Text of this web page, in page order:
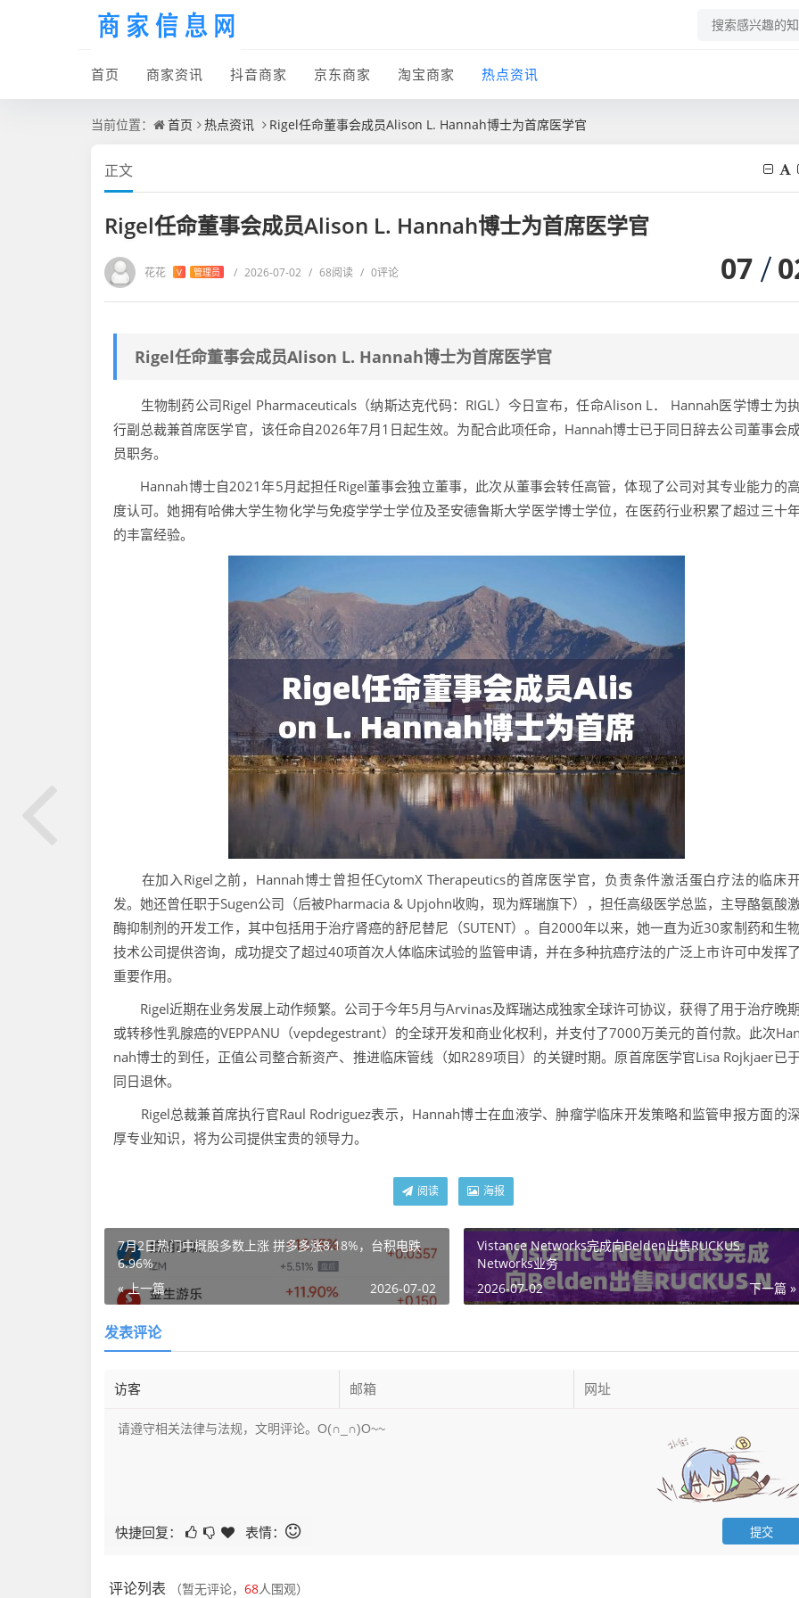
首页 商家资讯 抖音商家 京东商家 淘宝商家 热点资讯
当前位置： 首页 热点资讯 Rigel任命董事会成员Alison L. Hannah博士为首席医学官
正文
Rigel任命董事会成员Alison L. Hannah博士为首席医学官
花花 V 管理员 / 2026-07-02 / 68阅读 / 0评论 07
Rigel任命董事会成员Alison L. Hannah博士为首席医学官
生物制药公司Rigel Pharmaceuticals（纳斯达克代码：RIGL）今日宣布，任命Alison L． Hannah医学博士为
行副总裁兼首席医学官，该任命自2026年7月1日起生效。为配合此项任命，Hannah博士已于同日辞去公司董事会
员职务。
Hannah博士自2021年5月起担任Rigel董事会独立董事，此次从董事会转任高管，体现了公司对其专业能力的高
度认可。她拥有哈佛大学生物化学与免疫学学士学位及圣安德鲁斯大学医学博士学位，在医药行业积累了超过三十
的丰富经验。
在加入Rigel之前，Hannah博士曾担任CytomX Therapeutics的首席医学官，负责条件激活蛋白疗法的临床
发。她还曾任职于Sugen公司（后被Pharmacia & Upjohn收购，现为辉瑞旗下），担任高级医学总监，主导酪氨酸
酶抑制剂的开发工作，其中包括用于治疗肾癌的舒尼替尼（SUTENT）。自2000年以来，她一直为近30家制药和生
技术公司提供咨询，成功提交了超过40项首次人体临床试验的监管申请，并在多种抗癌疗法的广泛上市许可中发挥了
重要作用。
Rigel近期在业务发展上动作频繁。公司于今年5月与Arvinas及辉瑞达成独家全球许可协议，获得了用于治疗晚期
或转移性乳腺癌的VEPPANU（vepdegestrant）的全球开发和商业化权利，并支付了7000万美元的首付款。此次Han
nah博士的到任，正值公司整合新资产、推进临床管线（如R289项目）的关键时期。原首席医学官Lisa Rojkjaer已
同日退休。
Rigel总裁兼首席执行官Raul Rodriguez表示，Hannah博士在血液学、肿瘤学临床开发策略和监管申报方面的深
厚专业知识，将为公司提供宝贵的领导力。
阅读 海报
7月2日热门中概股多数上涨 拼多多涨8.18%，台积电跌
6.96%
« 上一篇
2026-07-02
Vistance Networks完成向Belden出售RUCKUS
Networks业务
下一篇 »
2026-07-02
发表评论
快捷回复： 表情：
评论列表 （暂无评论， 68人围观）